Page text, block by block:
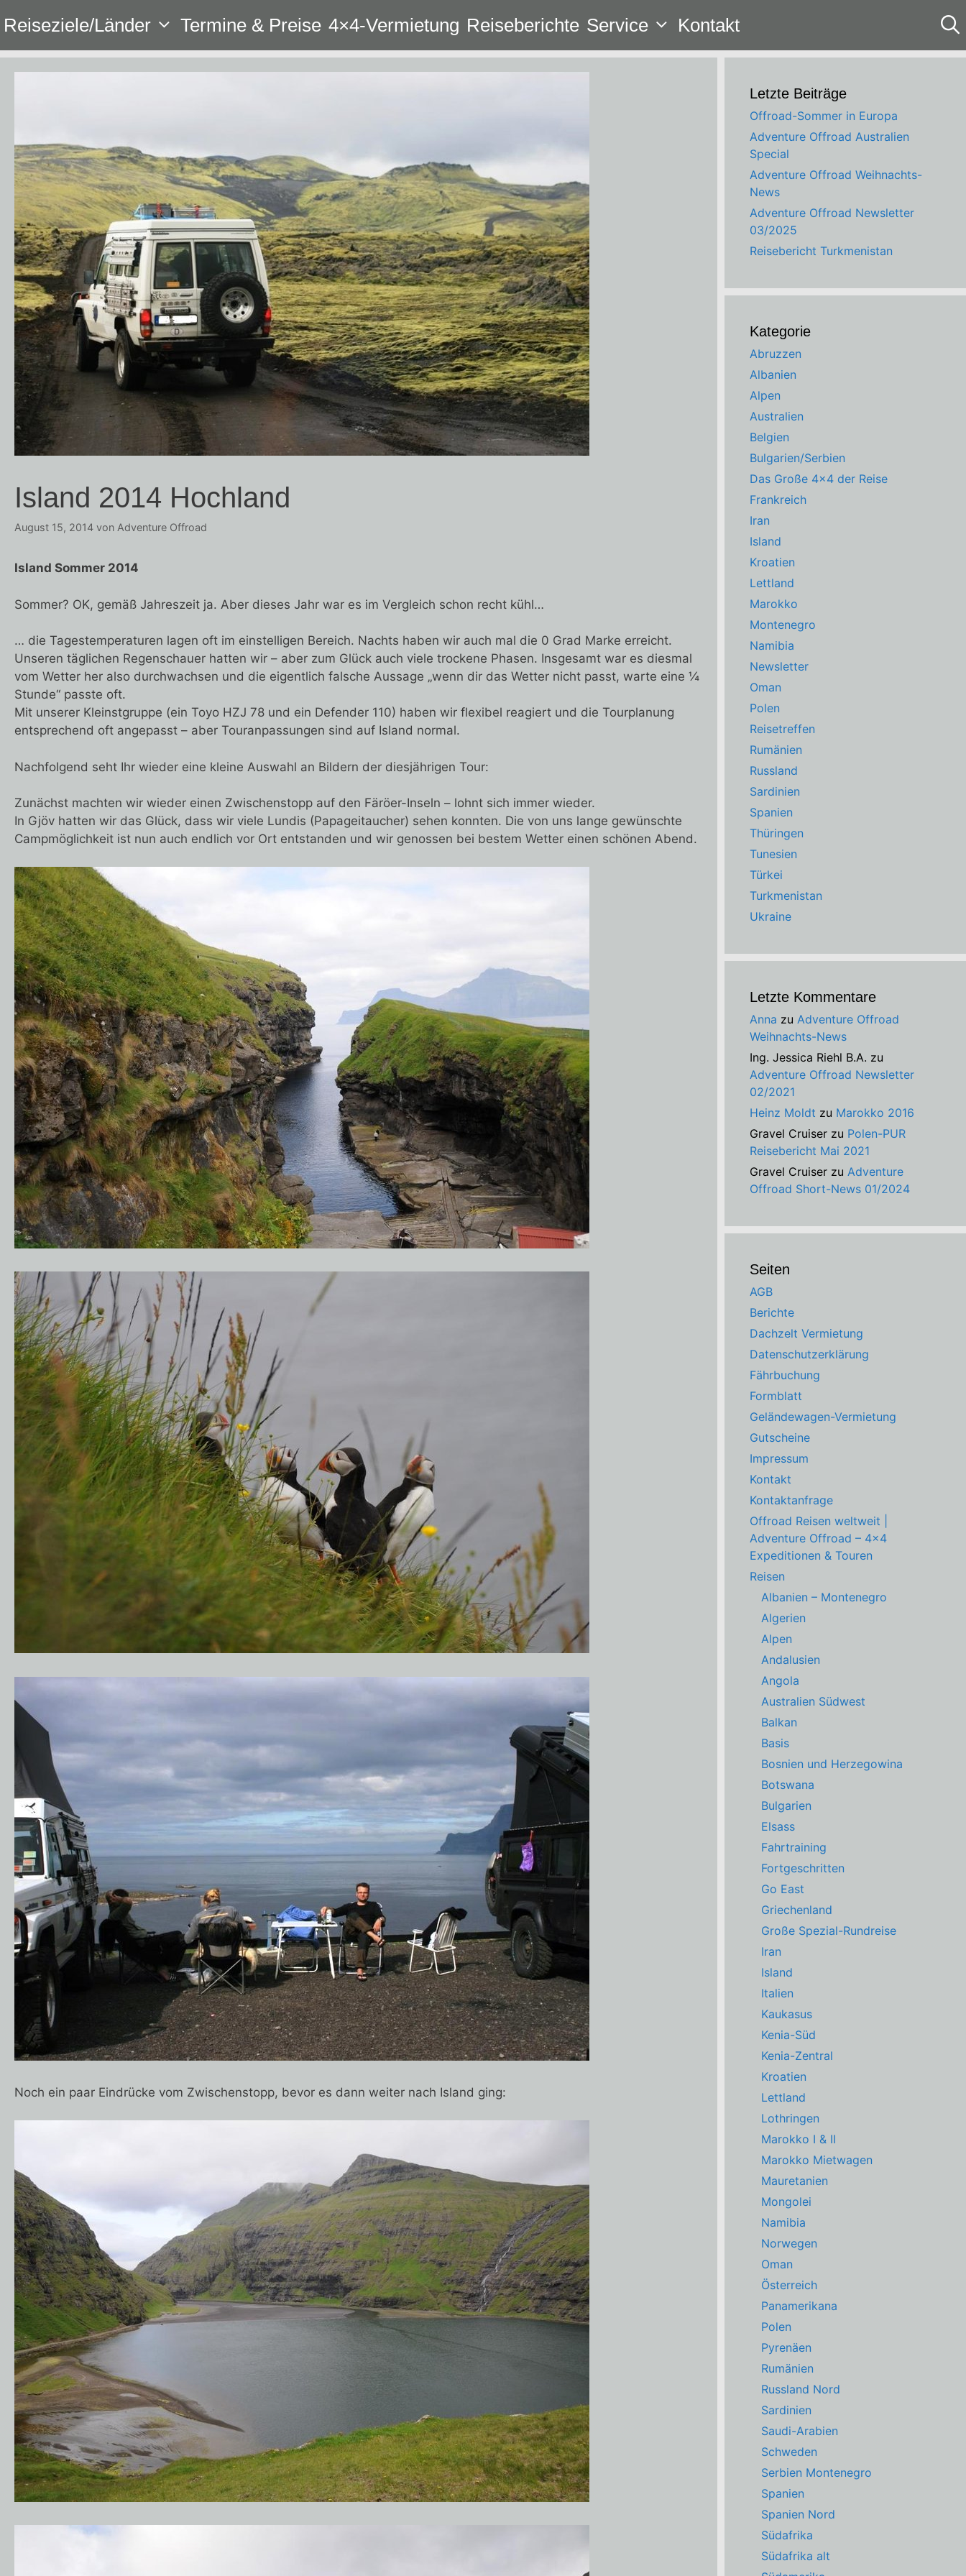
Inhalt
Reiseziele/Länder Termine & Preise 4×4-Vermietung Reiseberichte Service Kontakt
Island 2014 Hochland
August 15, 2014 von Adventure Offroad
Island Sommer 2014
Sommer? OK, gemäß Jahreszeit ja. Aber dieses Jahr war es im Vergleich schon recht kühl…
… die Tagestemperaturen lagen oft im einstelligen Bereich. Nachts haben wir auch mal die 0 Grad Marke erreicht.
Unseren täglichen Regenschauer hatten wir – aber zum Glück auch viele trockene Phasen. Insgesamt war es diesmal
vom Wetter her also durchwachsen und die eigentlich falsche Aussage „wenn dir das Wetter nicht passt, warte eine ¼
Stunde“ passte oft.
Mit unserer Kleinstgruppe (ein Toyo HZJ 78 und ein Defender 110) haben wir flexibel reagiert und die Tourplanung
entsprechend oft angepasst – aber Touranpassungen sind auf Island normal.
Nachfolgend seht Ihr wieder eine kleine Auswahl an Bildern der diesjährigen Tour:
Zunächst machten wir wieder einen Zwischenstopp auf den Färöer-Inseln – lohnt sich immer wieder.
In Gjöv hatten wir das Glück, dass wir viele Lundis (Papageitaucher) sehen konnten. Die von uns lange gewünschte
Campmöglichkeit ist nun auch endlich vor Ort entstanden und wir genossen bei bestem Wetter einen schönen Abend.
Noch ein paar Eindrücke vom Zwischenstopp, bevor es dann weiter nach Island ging:
Letzte Beiträge
Offroad-Sommer in Europa
Adventure Offroad Australien
Special
Adventure Offroad Weihnachts-
News
Adventure Offroad Newsletter
03/2025
Reisebericht Turkmenistan
Kategorie
Abruzzen
Albanien
Alpen
Australien
Belgien
Bulgarien/Serbien
Das Große 4×4 der Reise
Frankreich
Iran
Island
Kroatien
Lettland
Marokko
Montenegro
Namibia
Newsletter
Oman
Polen
Reisetreffen
Rumänien
Russland
Sardinien
Spanien
Thüringen
Tunesien
Türkei
Turkmenistan
Ukraine
Letzte Kommentare
Anna zu Adventure Offroad
Weihnachts-News
Ing. Jessica Riehl B.A. zu
Adventure Offroad Newsletter
02/2021
Heinz Moldt zu Marokko 2016
Gravel Cruiser zu Polen-PUR
Reisebericht Mai 2021
Gravel Cruiser zu Adventure
Offroad Short-News 01/2024
Seiten
AGB
Berichte
Dachzelt Vermietung
Datenschutzerklärung
Fährbuchung
Formblatt
Geländewagen-Vermietung
Gutscheine
Impressum
Kontakt
Kontaktanfrage
Offroad Reisen weltweit |
Adventure Offroad – 4×4
Expeditionen & Touren
Reisen
Albanien – Montenegro
Algerien
Alpen
Andalusien
Angola
Australien Südwest
Balkan
Basis
Bosnien und Herzegowina
Botswana
Bulgarien
Elsass
Fahrtraining
Fortgeschritten
Go East
Griechenland
Große Spezial-Rundreise
Iran
Island
Italien
Kaukasus
Kenia-Süd
Kenia-Zentral
Kroatien
Lettland
Lothringen
Marokko I & II
Marokko Mietwagen
Mauretanien
Mongolei
Namibia
Norwegen
Oman
Österreich
Panamerikana
Polen
Pyrenäen
Rumänien
Russland Nord
Sardinien
Saudi-Arabien
Schweden
Serbien Montenegro
Spanien
Spanien Nord
Südafrika
Südafrika alt